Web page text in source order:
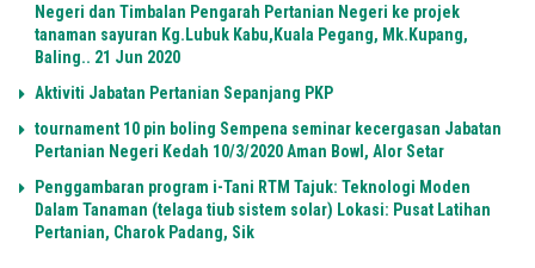
Negeri dan Timbalan Pengarah Pertanian Negeri ke projek
tanaman sayuran Kg.Lubuk Kabu,Kuala Pegang, Mk.Kupang,
Baling.. 21 Jun 2020
Aktiviti Jabatan Pertanian Sepanjang PKP
tournament 10 pin boling Sempena seminar kecergasan Jabatan
Pertanian Negeri Kedah 10/3/2020 Aman Bowl, Alor Setar
Penggambaran program i-Tani RTM Tajuk: Teknologi Moden
Dalam Tanaman (telaga tiub sistem solar) Lokasi: Pusat Latihan
Pertanian, Charok Padang, Sik